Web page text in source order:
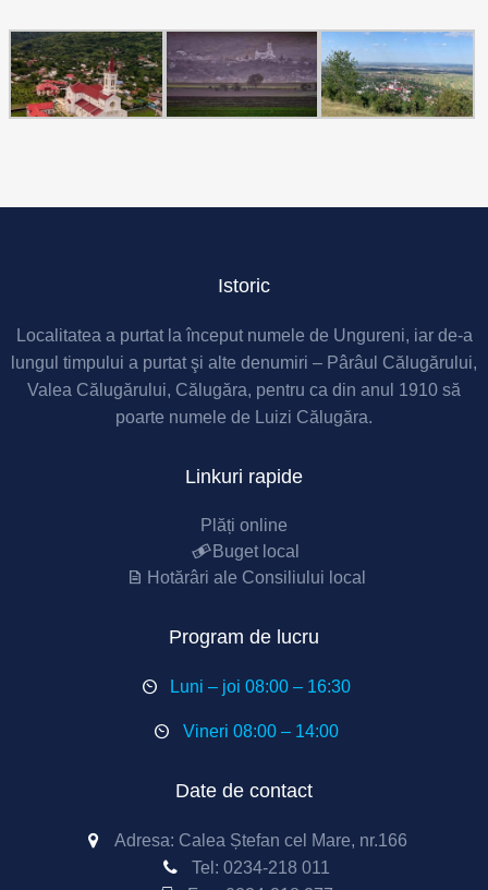
Istoric
Localitatea a purtat la început numele de Ungureni, iar de-a
lungul timpului a purtat şi alte denumiri – Pârâul Călugărului,
Valea Călugărului, Călugăra, pentru ca din anul 1910 să
poarte numele de Luizi Călugăra.
Linkuri rapide
Plăți online
Buget local
Hotărâri ale Consiliului local
Program de lucru
Luni – joi 08:00 – 16:30
Vineri 08:00 – 14:00
Date de contact
Adresa: Calea Ștefan cel Mare, nr.166
Tel: 0234-218 011